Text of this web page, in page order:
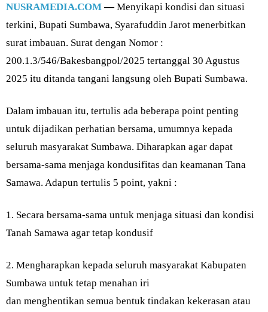
NUSRAMEDIA.COM—Menyikapi kondisi dan situasi
terkini, Bupati Sumbawa, Syarafuddin Jarot menerbitkan
surat imbauan. Surat dengan Nomor :
200.1.3/546/Bakesbangpol/2025 tertanggal 30 Agustus
2025 itu ditanda tangani langsung oleh Bupati Sumbawa.
Dalam imbauan itu, tertulis ada beberapa point penting
untuk dijadikan perhatian bersama, umumnya kepada
seluruh masyarakat Sumbawa. Diharapkan agar dapat
bersama-sama menjaga kondusifitas dan keamanan Tana
Samawa. Adapun tertulis 5 point, yakni :
1. Secara bersama-sama untuk menjaga situasi dan kondisi
Tanah Samawa agar tetap kondusif
2. Mengharapkan kepada seluruh masyarakat Kabupaten
Sumbawa untuk tetap menahan iri
dan menghentikan semua bentuk tindakan kekerasan atau